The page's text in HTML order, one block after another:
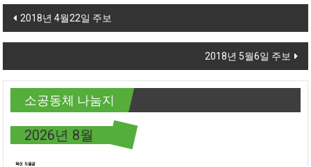
Post navigation
2018년 4월22일 주보
2018년 5월6일 주보
소공동체 나눔지
2026년 8월